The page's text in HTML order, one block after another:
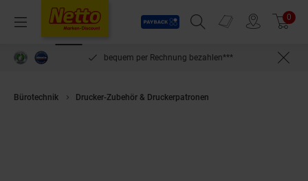
Menü
Payback
Suchfeld einblenden
Prospekte 0
bequem per Rechnung bezahlen***
Bürotechnik Drucker-Zubehör & Druckerpatronen